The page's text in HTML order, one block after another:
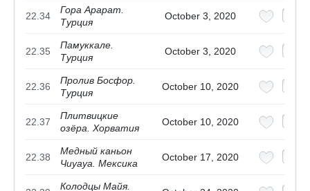
22.34
Гора Арарат.
Турция
October 3, 2020
22.35
Памуккале.
Турция
October 3, 2020
22.36
Пролив Босфор.
Турция
October 10, 2020
22.37
Плитвицкие
озёра. Хорватия
October 10, 2020
22.38
Медный каньон
Чиуауа. Мексика
October 17, 2020
Колодцы Майя.